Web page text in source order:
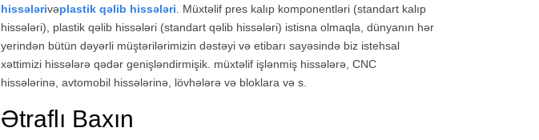
hissələrivəplastik qəlib hissələri . Müxtəlif pres kalıp komponentləri (standart kalıp
hissələri), plastik qəlib hissələri (standart qəlib hissələri) istisna olmaqla, dünyanın hər
yerindən bütün dəyərli müştərilərimizin dəstəyi və etibarı sayəsində biz istehsal
xəttimizi hissələrə qədər genişləndirmişik. müxtəlif işlənmiş hissələrə, CNC
hissələrinə, avtomobil hissələrinə, lövhələrə və bloklara və s.
Ətraflı Baxın